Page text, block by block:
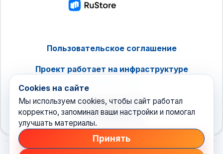
Пользовательское соглашение
Проект работает на инфраструктуре
Cookies на сайте
Мы используем cookies, чтобы сайт работал
корректно, запоминал ваши настройки и помогал
улучшать материалы.
Принять